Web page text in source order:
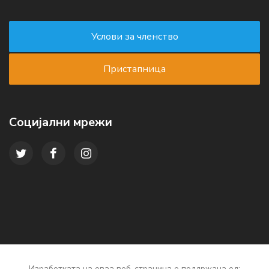
Социјални мрежи